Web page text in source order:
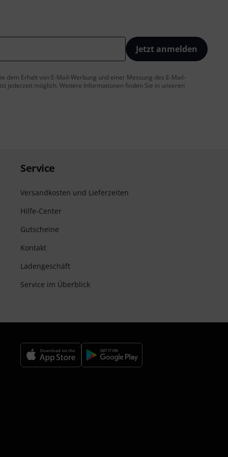
Jetzt anmelden
dem Erhalt von E-Mail-Werbung und einer Messung des E-Mail-
jederzeit möglich. Weitere Informationen finden Sie in unseren
Service
Versandkosten und Lieferzeiten
Hilfe-Center
Gutscheine
Kontakt
Ladengeschäft
Service im Überblick